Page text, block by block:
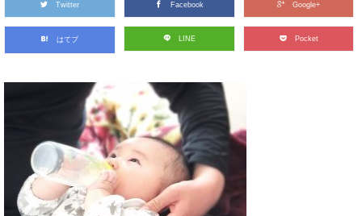
Twitter Facebook Google+
はてブ LINE Pocket